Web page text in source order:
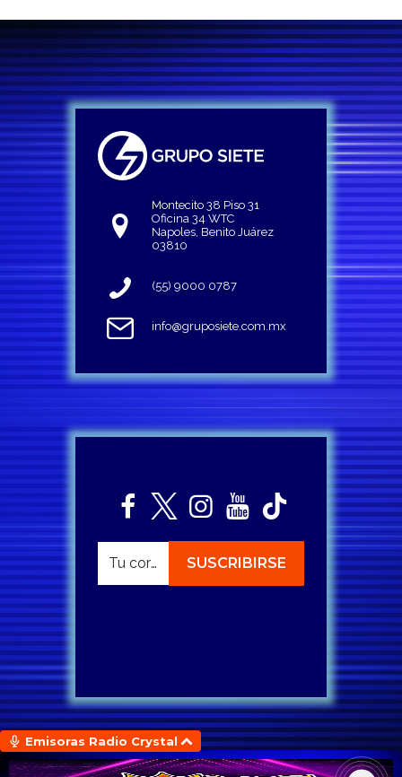
Montecito 38 Piso 31
Oficina 34 WTC
Napoles, Benito Juárez
03810
(55) 9000 0787
info@gruposiete.com.mx
Emisoras Radio Crystal